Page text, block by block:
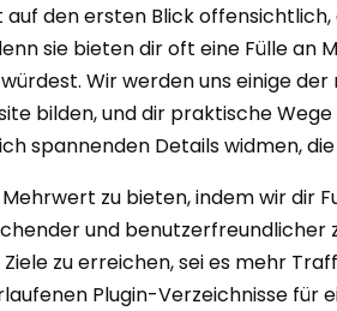
den ersten Blick
sie bieten dir oft eine Fülle an
Wir werden uns einige
bilden, und dir praktische
spannenden Details widmen,
zu bieten, indem wir
und benutzerfreundlicher
zu erreichen, sei es mehr
Plugin-Verzeichnisse